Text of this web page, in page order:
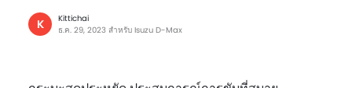
K
Kittichai
ธ.ค. 29, 2023 สำหรับ Isuzu D-Max